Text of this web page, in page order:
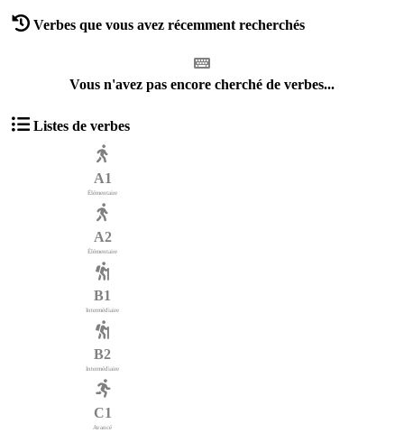
Verbes que vous avez récemment recherchés
Vous n'avez pas encore cherché de verbes...
Listes de verbes
A1
Élémentaire
A2
Élémentaire
B1
Intermédiaire
B2
Intermédiaire
C1
Avancé